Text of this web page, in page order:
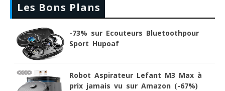
Les Bons Plans
-73% sur Ecouteurs Bluetoothpour
Sport Hupoaf
Robot Aspirateur Lefant M3 Max à
prix jamais vu sur Amazon (-67%)